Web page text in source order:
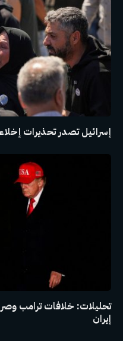
إسرائيل تصدر تحذيرات
تحليلات: خلافات ترامب
إيران